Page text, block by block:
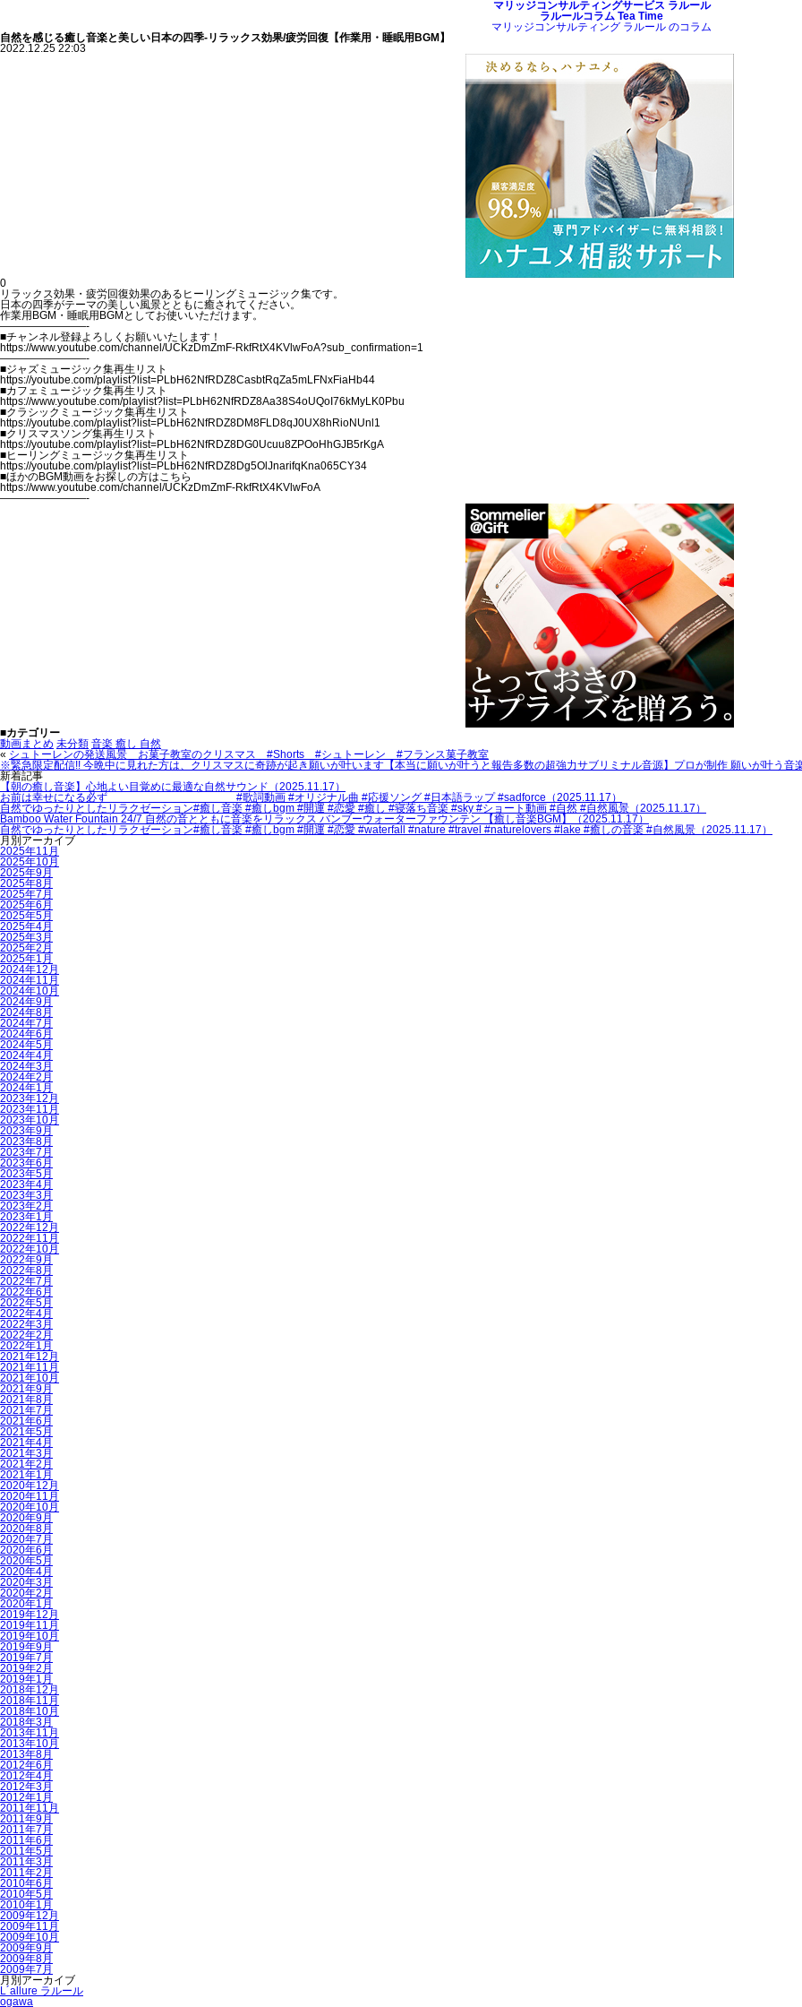
マリッジコンサルティングサービス ラルール
ラルールコラム Tea Time
マリッジコンサルティング ラルール のコラム
自然を感じる癒し音楽と美しい日本の四季-リラックス効果/疲労回復【作業用・睡眠用BGM】
2022.12.25 22:03
0
リラックス効果・疲労回復効果のあるヒーリングミュージック集です。
日本の四季がテーマの美しい風景とともに癒されてください。
作業用BGM・睡眠用BGMとしてお使いいただけます。
————————-
■チャンネル登録よろしくお願いいたします！
https://www.youtube.com/channel/UCKzDmZmF-RkfRtX4KVlwFoA?sub_confirmation=1
————————-
■ジャズミュージック集再生リスト
https://youtube.com/playlist?list=PLbH62NfRDZ8CasbtRqZa5mLFNxFiaHb44
■カフェミュージック集再生リスト
https://www.youtube.com/playlist?list=PLbH62NfRDZ8Aa38S4oUQoI76kMyLK0Pbu
■クラシックミュージック集再生リスト
https://youtube.com/playlist?list=PLbH62NfRDZ8DM8FLD8qJ0UX8hRioNUnl1
■クリスマスソング集再生リスト
https://youtube.com/playlist?list=PLbH62NfRDZ8DG0Ucuu8ZPOoHhGJB5rKgA
■ヒーリングミュージック集再生リスト
https://youtube.com/playlist?list=PLbH62NfRDZ8Dg5OlJnarifqKna065CY34
■ほかのBGM動画をお探しの方はこちら
https://www.youtube.com/channel/UCKzDmZmF-RkfRtX4KVlwFoA
————————-
■カテゴリー
動画まとめ 未分類 音楽 癒し 自然
« シュトーレンの発送風景 お菓子教室のクリスマス #Shorts #シュトーレン #フランス菓子教室
※緊急限定配信!! 今晩中に見れた方は、クリスマスに奇跡が起き願いが叶います【本当に願いが叶うと報告多数の超強力サブリミナル音源】プロが制作 願いが叶う音
新着記事
【朝の癒し音楽】心地よい目覚めに最適な自然サウンド（2025.11.17）
お前は幸せになる必ず #歌詞動画 #オリジナル曲 #応援ソング #日本語ラップ #sadforce（2025.11.17）
自然でゆったりとしたリラクゼーション#癒し音楽 #癒しbgm #開運 #恋愛 #癒し #寝落ち音楽 #sky #ショート動画 #自然 #自然風景（2025.11.17）
Bamboo Water Fountain 24/7 自然の音とともに音楽をリラックス バンブーウォーターファウンテン 【癒し音楽BGM】（2025.11.17）
自然でゆったりとしたリラクゼーション#癒し音楽 #癒しbgm #開運 #恋愛 #waterfall #nature #travel #naturelovers #lake #癒しの音楽 #自然風景（2025.11.17）
月別アーカイブ
2025年11月
2025年10月
2025年9月
2025年8月
2025年7月
2025年6月
2025年5月
2025年4月
2025年3月
2025年2月
2025年1月
2024年12月
2024年11月
2024年10月
2024年9月
2024年8月
2024年7月
2024年6月
2024年5月
2024年4月
2024年3月
2024年2月
2024年1月
2023年12月
2023年11月
2023年10月
2023年9月
2023年8月
2023年7月
2023年6月
2023年5月
2023年4月
2023年3月
2023年2月
2023年1月
2022年12月
2022年11月
2022年10月
2022年9月
2022年8月
2022年7月
2022年6月
2022年5月
2022年4月
2022年3月
2022年2月
2022年1月
2021年12月
2021年11月
2021年10月
2021年9月
2021年8月
2021年7月
2021年6月
2021年5月
2021年4月
2021年3月
2021年2月
2021年1月
2020年12月
2020年11月
2020年10月
2020年9月
2020年8月
2020年7月
2020年6月
2020年5月
2020年4月
2020年3月
2020年2月
2020年1月
2019年12月
2019年11月
2019年10月
2019年9月
2019年7月
2019年2月
2019年1月
2018年12月
2018年11月
2018年10月
2018年3月
2013年11月
2013年10月
2013年8月
2012年6月
2012年4月
2012年3月
2012年1月
2011年11月
2011年9月
2011年7月
2011年6月
2011年5月
2011年3月
2011年2月
2010年6月
2010年5月
2010年1月
2009年12月
2009年11月
2009年10月
2009年9月
2009年8月
2009年7月
月別アーカイブ
L´allure ラルール
ogawa